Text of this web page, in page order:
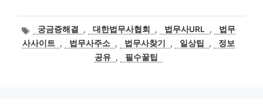
태
그
궁금증해결 , 대한법무사협회 , 법무사URL ,
법무
사사이트 , 법무사주소 , 법무사찾기 , 일상팁 ,
정보
공유 , 필수꿀팁